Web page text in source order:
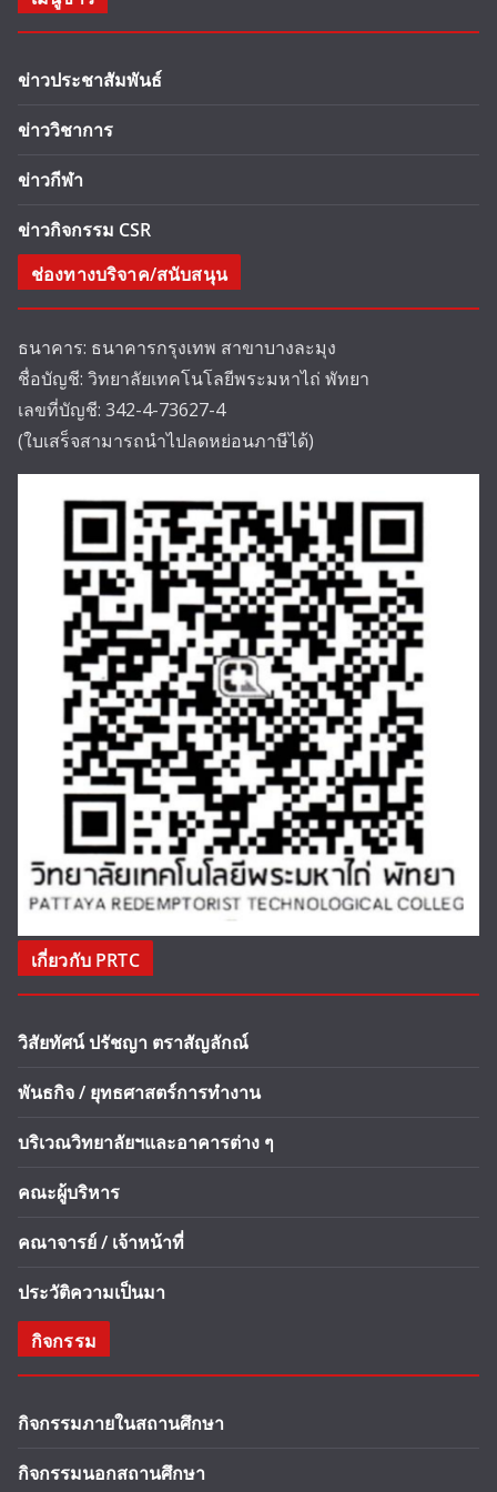
ข่าวประชาสัมพันธ์
ข่าววิชาการ
ข่าวกีฬา
ข่าวกิจกรรม CSR
ช่องทางบริจาค/สนับสนุน
ธนาคาร: ธนาคารกรุงเทพ สาขาบางละมุง
ชื่อบัญชี: วิทยาลัยเทคโนโลยีพระมหาไถ่ พัทยา
เลขที่บัญชี: 342-4-73627-4
(ใบเสร็จสามารถนำไปลดหย่อนภาษีได้)
เกี่ยวกับ PRTC
วิสัยทัศน์ ปรัชญา ตราสัญลักณ์
พันธกิจ / ยุทธศาสตร์การทำงาน
บริเวณวิทยาลัยฯและอาคารต่าง ๆ
คณะผู้บริหาร
คณาจารย์ / เจ้าหน้าที่
ประวัติความเป็นมา
กิจกรรม
กิจกรรมภายในสถานศึกษา
กิจกรรมนอกสถานศึกษา